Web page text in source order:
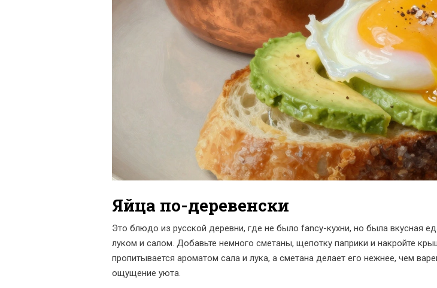
Яйца по-деревенски
Это блюдо из русской деревни, где не было fancy-кухни, но была вкусная
луком и салом. Добавьте немного сметаны, щепотку паприки и накройте
пропитывается ароматом сала и лука, а сметана делает его нежнее, чем
ощущение уюта.